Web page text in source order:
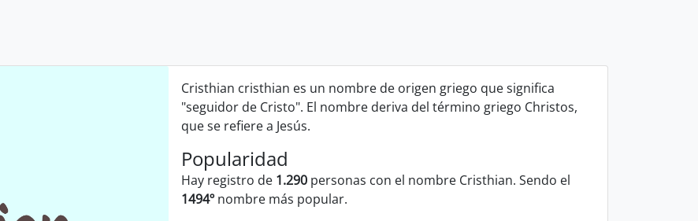
Cristhian cristhian es un nombre de origen griego que significa
"seguidor de Cristo". El nombre deriva del término griego Christos,
que se refiere a Jesús.
Popularidad
Hay registro de 1.290 personas con el nombre Cristhian. Sendo el
1494º nombre más popular.